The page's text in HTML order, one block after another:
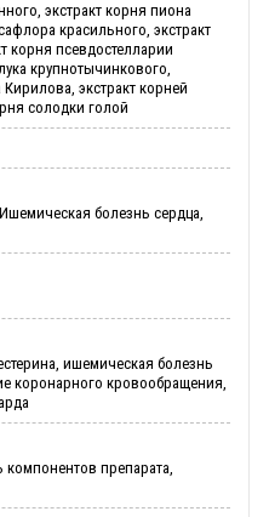
экстракт корня пиона
красильного, экстракт
корня псевдостелларии
крупнотычинкового,
экстракт корней
солодки голой
болезнь сердца,
ишемическая болезнь
коронарного кровообращения,
препарата,